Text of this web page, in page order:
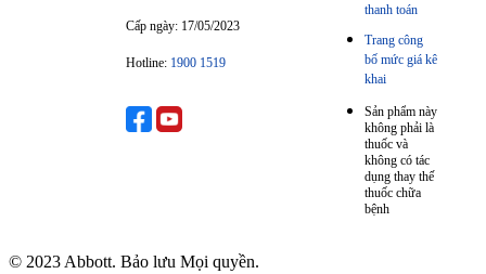
Cấp ngày: 17/05/2023
Hotline: 1900 1519
thanh toán
Trang công
bố mức giá kê
khai
Sản phẩm này
không phải là
thuốc và
không có tác
dụng thay thế
thuốc chữa
bệnh
© 2023 Abbott. Bảo lưu Mọi quyền.